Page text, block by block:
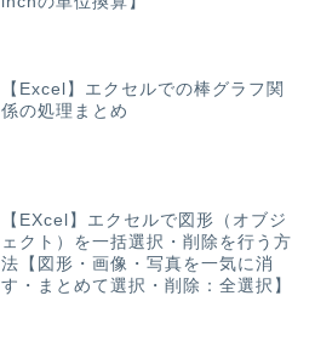
【Excel】エクセルでの棒グラフ関
係の処理まとめ
【EXcel】エクセルで図形（オブジ
ェクト）を一括選択・削除を行う方
法【図形・画像・写真を一気に消
す・まとめて選択・削除：全選択】